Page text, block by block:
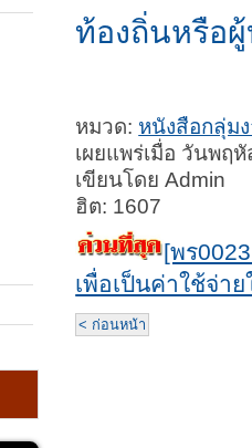
ท้องถิ่นหรือ
หมวด: หนังสือกลุ่ม
เผยแพร่เมื่อ วันพฤ
เขียนโดย Admin
ฮิต: 1607
[พร
เพื่อเป็นค่าใช้จ่า
< ก่อนหน้า